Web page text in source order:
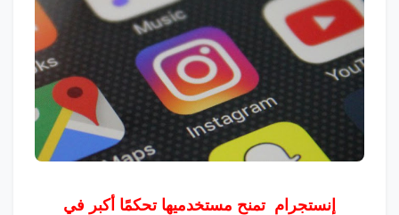
إنستجرام تمنح مستخدميها تحكمًا أكبر في